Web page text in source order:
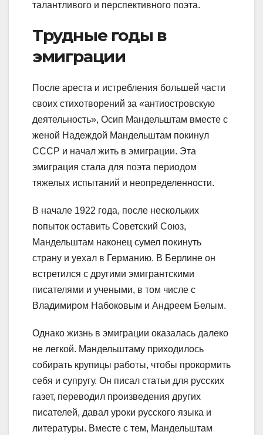
талантливого и перспективного поэта.
Трудные годы в
эмиграции
После ареста и истребления большей части
своих стихотворений за «антиостровскую
деятельность», Осип Мандельштам вместе с
женой Надеждой Мандельштам покинул
СССР и начал жить в эмиграции. Эта
эмиграция стала для поэта периодом
тяжелых испытаний и неопределенности.
В начале 1922 года, после нескольких
попыток оставить Советский Союз,
Мандельштам наконец сумел покинуть
страну и уехал в Германию. В Берлине он
встретился с другими эмигрантскими
писателями и учеными, в том числе с
Владимиром Набоковым и Андреем Белым.
Однако жизнь в эмиграции оказалась далеко
не легкой. Мандельштаму приходилось
собирать крупицы работы, чтобы прокормить
себя и супругу. Он писал статьи для русских
газет, переводил произведения других
писателей, давал уроки русского языка и
литературы. Вместе с тем, Мандельштам